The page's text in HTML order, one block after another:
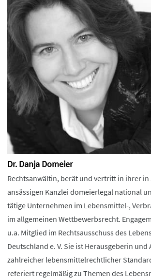
Dr. Danja Domeier
Rechtsanwältin, berät und vertritt in ihrer
ansässigen Kanzlei domeierlegal national
tätige Unternehmen im Lebensmittel-,
im allgemeinen Wettbewerbsrecht.
u.a. Mitglied im Rechtsausschuss des
Deutschland e. V. Sie ist Herausgeberin und
zahlreicher lebensmittelrechtlicher
referiert regelmäßig zu Themen des